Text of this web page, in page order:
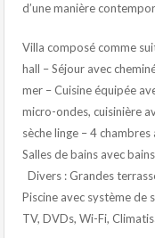
d’une manière
Villa composé comme
hall – Séjour avec
mer – Cuisine équipée
micro-ondes, cuisinière
sèche linge – 4
Salles de bains avec
Divers : Grandes
Piscine avec système
TV, DVDs, Wi-Fi,